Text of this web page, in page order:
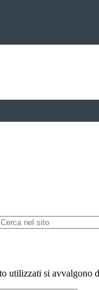
utilizzati si